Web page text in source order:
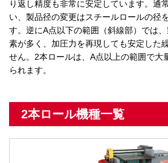
り返し精度も非常に安定しています。通
い、製品径の変更はスチールロールの径
す。逆にA点以下の範囲（斜線部）では
素が多く、加圧力を再現しても安定した
せん。2本ロールは、A点以上の範囲で大
られます。
2本ロール機種一覧